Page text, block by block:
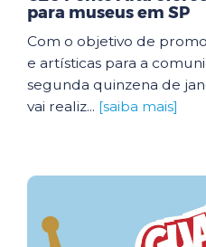
para museus em SP
Com o objetivo de
e artísticas para a
segunda quinzena de
vai realiz... [saiba mais]